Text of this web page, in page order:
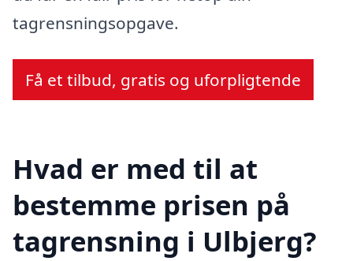
tagrensningsopgave.
Få et tilbud, gratis og uforpligtende
Hvad er med til at
bestemme prisen på
tagrensning i Ulbjerg?